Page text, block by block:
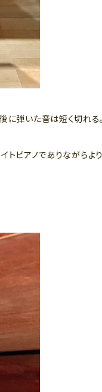
に弾いた音は短く切れる
トピアノでありながら